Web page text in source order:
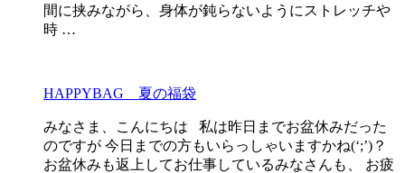
間に挟みながら、身体が鈍らないようにストレッチや
時 …
HAPPYBAG 夏の福袋
みなさま、こんにちは 私は昨日までお盆休みだった
のですが 今日までの方もいらっしゃいますかね(‘;’)？
お盆休みも返上してお仕事しているみなさんも、 お疲